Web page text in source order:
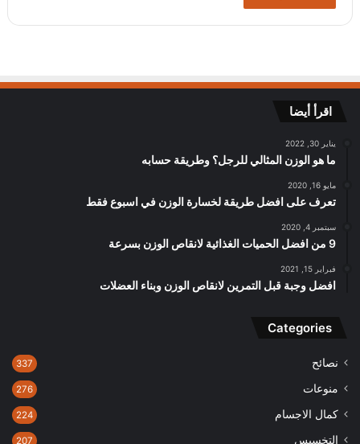
اقرأ أيضا
يناير 30, 2022
ما هو الوزن المثالي للرجل؟ وطريقة حسابه
مايو 16, 2020
تعرف على افضل طريقة لخسارة الوزن في اسبوع فقط
سبتمبر 4, 2020
9 من افضل الحميات الغذائية لانقاص الوزن بسرعة
فبراير 15, 2021
افضل وجبة قبل التمرين لانقاص الوزن وبناء العضلات
Categories
نصائح 337
منوعات 276
كمال الاجسام 224
التخسيس 207